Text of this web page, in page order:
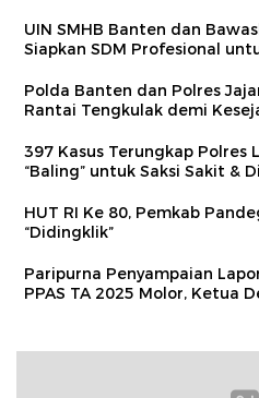
UIN SMHB Banten dan
Siapkan SDM Profesional
Polda Banten dan Polres
Rantai Tengkulak demi
397 Kasus Terungkap Polres
“Baling” untuk Saksi Sakit &
HUT RI Ke 80, Pemkab
“Didingklik”
Paripurna Penyampaian
PPAS TA 2025 Molor, Ketua